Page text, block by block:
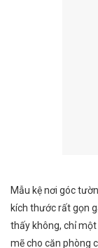
Mẫu kệ nơi góc
kích thước rất gọn
thấy không, chỉ
mẽ cho căn phòng